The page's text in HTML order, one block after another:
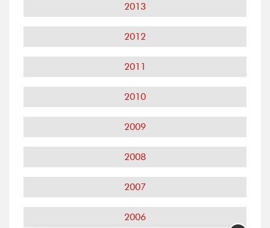
2013
2012
2011
2010
2009
2008
2007
2006